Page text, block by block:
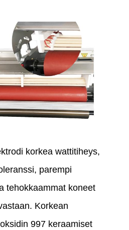
korkea wattitiheys,
parempi
tehokkaammat koneet
Korkean
997 keraamiset